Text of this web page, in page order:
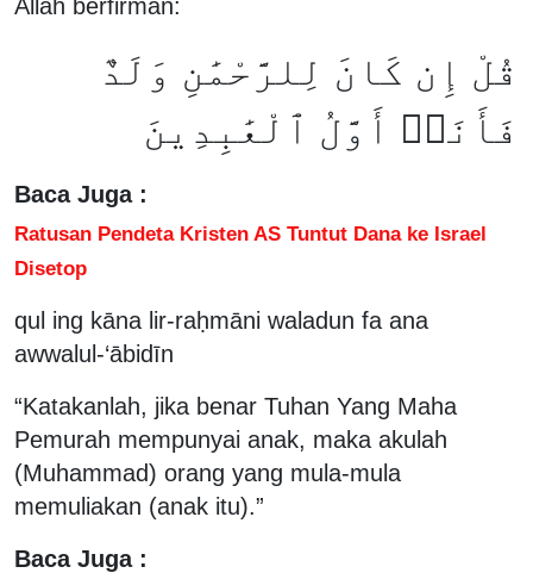
Allah berfirman:
قُلْ إِن كَانَ لِلرَّحْمَٰنِ وَلَدٌ
فَأَنَا۠ أَوَّلُ ٱلْعَٰبِدِينَ
Baca Juga :
Ratusan Pendeta Kristen AS Tuntut Dana ke Israel
Disetop
qul ing kāna lir-raḥmāni waladun fa ana
awwalul-‘ābidīn
“Katakanlah, jika benar Tuhan Yang Maha
Pemurah mempunyai anak, maka akulah
(Muhammad) orang yang mula-mula
memuliakan (anak itu).”
Baca Juga :